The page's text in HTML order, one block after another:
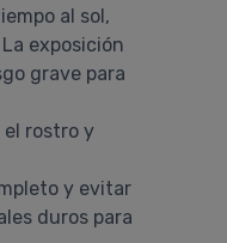
al sol,
exposición
grave para
rostro y
y evitar
duros para